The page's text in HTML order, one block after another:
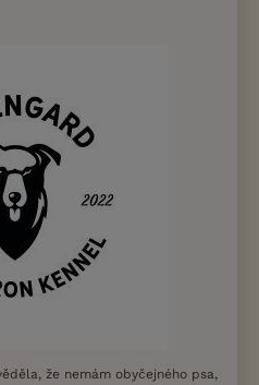
že nemám obyčejného psa,